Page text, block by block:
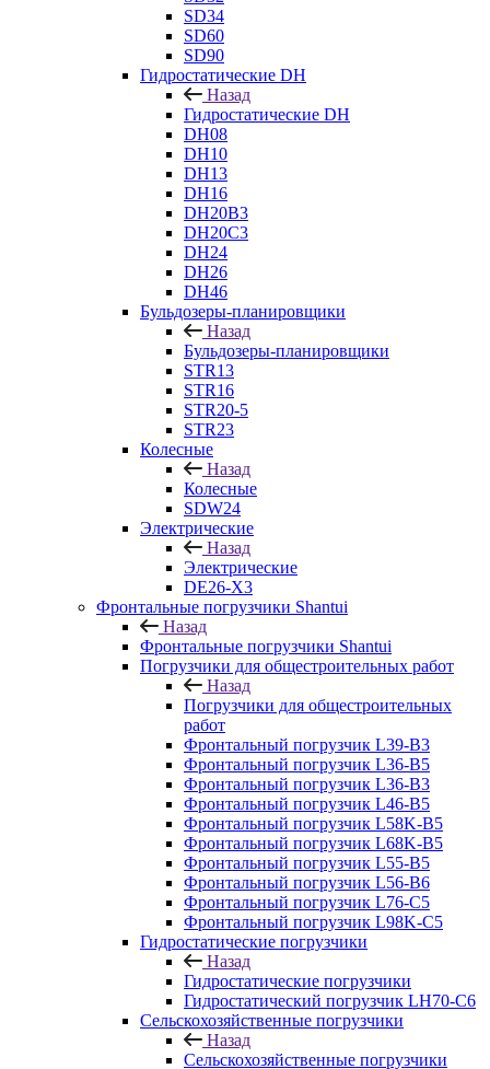
SD34
SD60
SD90
Гидростатические DH
Назад
Гидростатические DH
DH08
DH10
DH13
DH16
DH20B3
DH20C3
DH24
DH26
DH46
Бульдозеры-планировщики
Назад
Бульдозеры-планировщики
STR13
STR16
STR20-5
STR23
Колесные
Назад
Колесные
SDW24
Электрические
Назад
Электрические
DE26-X3
Фронтальные погрузчики Shantui
Назад
Фронтальные погрузчики Shantui
Погрузчики для общестроительных работ
Назад
Погрузчики для общестроительных
работ
Фронтальный погрузчик L39-B3
Фронтальный погрузчик L36-B5
Фронтальный погрузчик L36-B3
Фронтальный погрузчик L46-B5
Фронтальный погрузчик L58K-B5
Фронтальный погрузчик L68K-B5
Фронтальный погрузчик L55-B5
Фронтальный погрузчик L56-B6
Фронтальный погрузчик L76-С5
Фронтальный погрузчик L98K-C5
Гидростатические погрузчики
Назад
Гидростатические погрузчики
Гидростатический погрузчик LH70-C6
Сельскохозяйственные погрузчики
Назад
Сельскохозяйственные погрузчики